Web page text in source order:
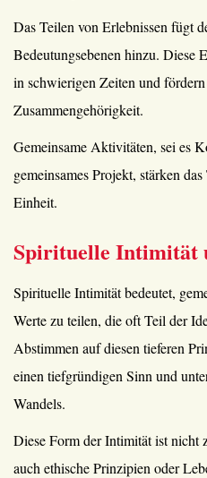
Das Teilen von Erlebnissen fügt
Bedeutungsebenen hinzu. Diese
in schwierigen Zeiten und
Zusammengehörigkeit.
Gemeinsame Aktivitäten, sei es
gemeinsames Projekt, stärken
Einheit.
Spirituelle Intimität
Spirituelle Intimität bedeutet,
Werte zu teilen, die oft Teil der
Abstimmen auf diesen tieferen
einen tiefgründigen Sinn und
Wandels.
Diese Form der Intimität ist nicht
auch ethische Prinzipien oder